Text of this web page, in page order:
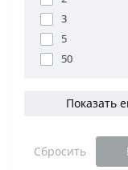
3
5
50
Показать
Сбросить